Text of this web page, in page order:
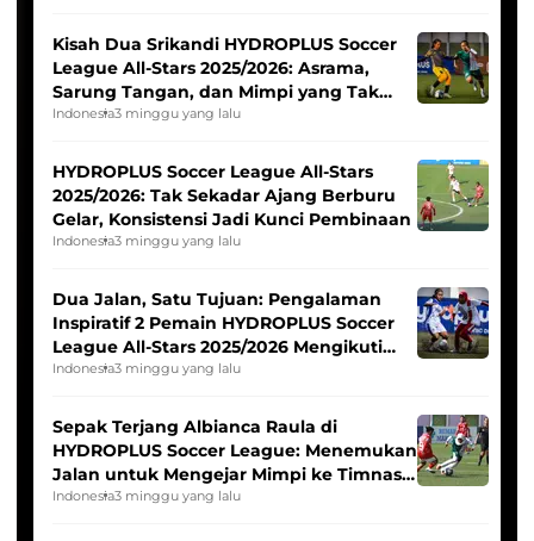
Kisah Dua Srikandi HYDROPLUS Soccer
League All-Stars 2025/2026: Asrama,
Sarung Tangan, dan Mimpi yang Tak
Pernah Padam
Indonesia3 minggu yang lalu
HYDROPLUS Soccer League All-Stars
2025/2026: Tak Sekadar Ajang Berburu
Gelar, Konsistensi Jadi Kunci Pembinaan
Indonesia3 minggu yang lalu
Dua Jalan, Satu Tujuan: Pengalaman
Inspiratif 2 Pemain HYDROPLUS Soccer
League All-Stars 2025/2026 Mengikuti
Seleksi Timnas Indonesia Putri
Indonesia3 minggu yang lalu
Sepak Terjang Albianca Raula di
HYDROPLUS Soccer League: Menemukan
Jalan untuk Mengejar Mimpi ke Timnas
Indonesia Putri
Indonesia3 minggu yang lalu